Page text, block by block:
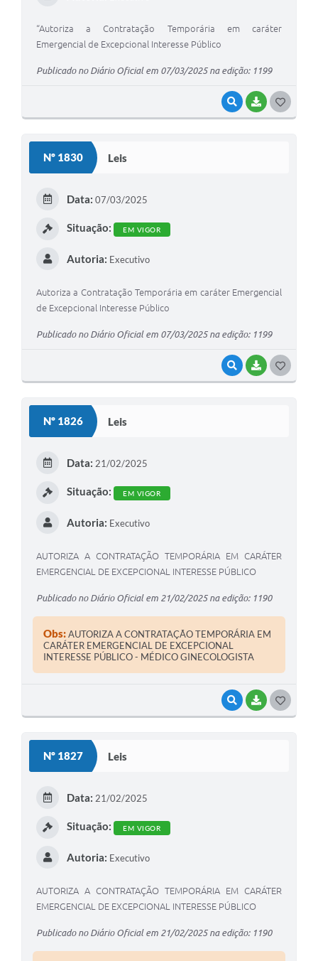
VISUALIZAR
BAIXAR
“Autoriza a Contratação Temporária em caráter
Emergencial de Excepcional Interesse Público
Publicado no Diário Oficial em 07/03/2025 na edição: 1199
Nº 1830 Leis
VISUALIZAR
BAIXAR
Data: 07/03/2025
Situação: EM VIGOR
Autoria: Executivo
Autoriza a Contratação Temporária em caráter Emergencial
de Excepcional Interesse Público
Publicado no Diário Oficial em 07/03/2025 na edição: 1199
Nº 1826 Leis
VISUALIZAR
BAIXAR
Data: 21/02/2025
Situação: EM VIGOR
Autoria: Executivo
AUTORIZA A CONTRATAÇÃO TEMPORÁRIA EM CARÁTER
EMERGENCIAL DE EXCEPCIONAL INTERESSE PÚBLICO
Publicado no Diário Oficial em 21/02/2025 na edição: 1190
Obs:AUTORIZA A CONTRATAÇÃO TEMPORÁRIA EM
CARÁTER EMERGENCIAL DE EXCEPCIONAL
INTERESSE PÚBLICO - MÉDICO GINECOLOGISTA
Nº 1827 Leis
Data: 21/02/2025
Situação: EM VIGOR
Autoria: Executivo
AUTORIZA A CONTRATAÇÃO TEMPORÁRIA EM CARÁTER
EMERGENCIAL DE EXCEPCIONAL INTERESSE PÚBLICO
Publicado no Diário Oficial em 21/02/2025 na edição: 1190